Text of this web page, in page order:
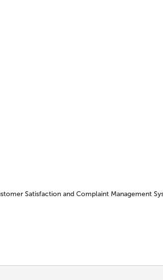
Satisfaction and Complaint Management